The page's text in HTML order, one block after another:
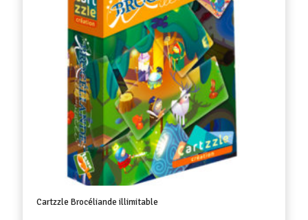
Cartzzle Brocéliande illimitable